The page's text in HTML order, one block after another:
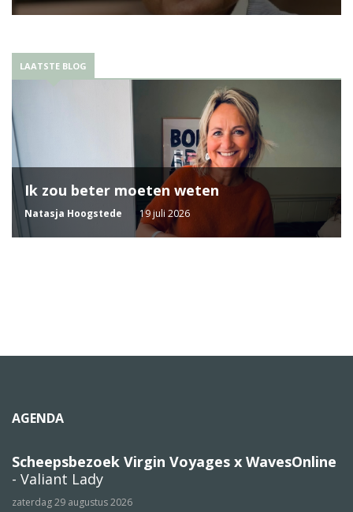
LAATSTE BLOG
Ik zou beter moeten weten
Natasja Hoogstede 19 juli 2026
AGENDA
Scheepsbezoek Virgin Voyages x WavesOnline
- Valiant Lady
zaterdag 29 augustus 2026